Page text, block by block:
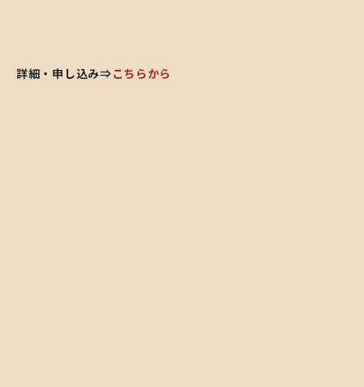
詳細・申し込み⇒こちらから